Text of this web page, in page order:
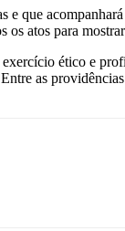
que
atos para
ético e
as